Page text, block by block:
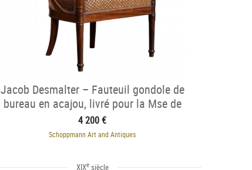
Jacob Desmalter – Fauteuil gondole de
bureau en acajou, livré pour la Mse de
Montcalm
4 200 €
Schoppmann Art and Antiques
XIXesiècle